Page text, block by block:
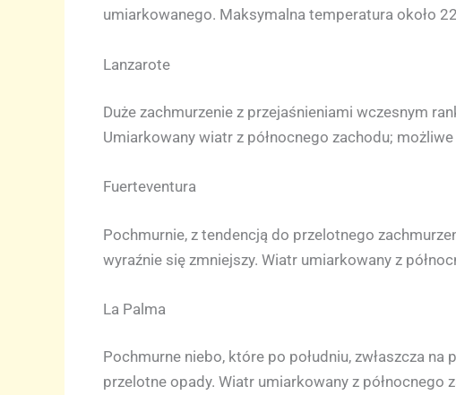
umiarkowanego. Maksymalna temperatura około
Lanzarote
Duże zachmurzenie z przejaśnieniami wczesnym
Umiarkowany wiatr z północnego zachodu;
Fuerteventura
Pochmurnie, z tendencją do przelotnego
wyraźnie się zmniejszy. Wiatr umiarkowany z
La Palma
Pochmurne niebo, które po południu, zwłaszcza
przelotne opady. Wiatr umiarkowany z północnego